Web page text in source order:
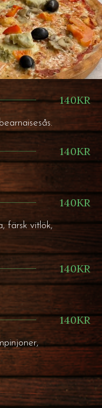
140KR
140KR
140KR
färsk vitlök,
140KR
140KR